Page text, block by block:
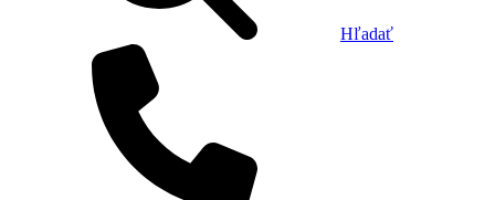
Hľadať